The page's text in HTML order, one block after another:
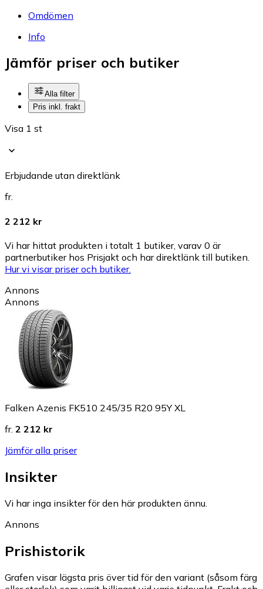
Omdömen
Info
Jämför priser och butiker
Alla filter
Pris inkl. frakt
Visa 1 st
Erbjudande utan direktlänk
fr.
2 212 kr
Vi har hittat produkten i totalt 1 butiker, varav 0 är
partnerbutiker hos Prisjakt och har direktlänk till butiken.
Hur vi visar priser och butiker.
Annons
Annons
Falken Azenis FK510 245/35 R20 95Y XL
fr. 2 212 kr
Jämför alla priser
Insikter
Vi har inga insikter för den här produkten ännu.
Annons
Prishistorik
Grafen visar lägsta pris över tid för den variant (såsom färg